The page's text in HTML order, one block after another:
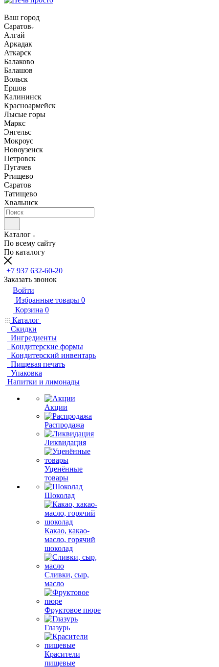
Ваш город
Саратов
Алгай
Аркадак
Аткарск
Балаково
Балашов
Вольск
Ершов
Калининск
Красноармейск
Лысые горы
Маркс
Энгельс
Мокроус
Новоузенск
Петровск
Пугачев
Ртищево
Саратов
Татищево
Хвалынск
Каталог
По всему сайту
По каталогу
+7 937 632-60-20
Заказать звонок
Войти
Избранные товары 0
Корзина 0
Каталог
Скидки
Ингредиенты
Кондитерские формы
Кондитерский инвентарь
Пищевая печать
Упаковка
Напитки и лимонады
Акции
Распродажа
Ликвидация
Уценённые
товары
Шоколад
Какао, какао-
масло, горячий
шоколад
Сливки, сыр,
масло
Фруктовое пюре
Глазурь
Красители
пищевые